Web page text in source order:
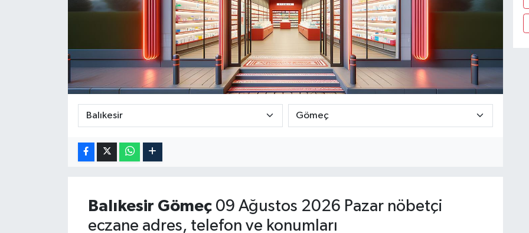
Balıkesir Gömeç09 Ağustos 2026 Pazar nöbetçi
eczane adres, telefon ve konumları